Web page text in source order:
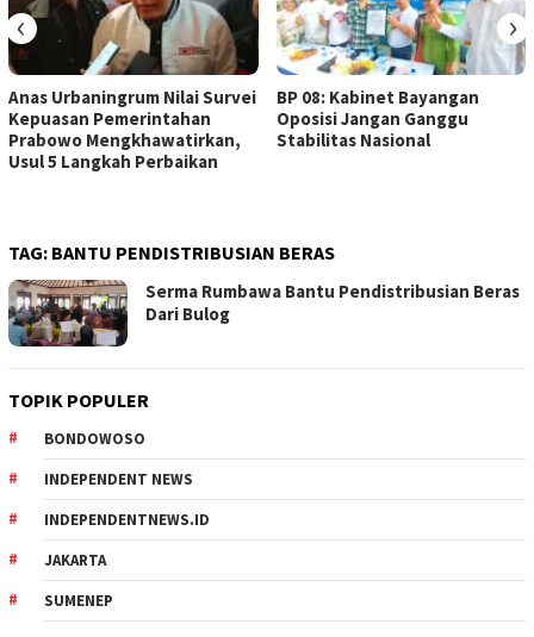
Anas Urbaningrum Nilai Survei
Kepuasan Pemerintahan
Prabowo Mengkhawatirkan,
Usul 5 Langkah Perbaikan
BP 08: Kabinet Bayangan
Oposisi Jangan Ganggu
Stabilitas Nasional
‹ ›
TAG: BANTU PENDISTRIBUSIAN BERAS
Serma Rumbawa Bantu Pendistribusian Beras
Dari Bulog
TOPIK POPULER
BONDOWOSO
INDEPENDENT NEWS
INDEPENDENTNEWS.ID
JAKARTA
SUMENEP